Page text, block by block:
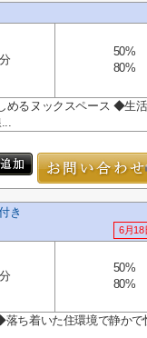
50%
80%
めるヌックスペース ◆生
き
6月18
50%
80%
ち着いた住環境で静かで